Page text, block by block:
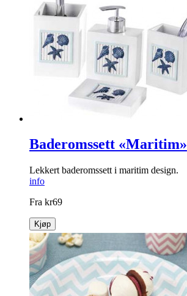
Baderomssett «Maritim»
Lekkert baderomssett i maritim design.
info
Fra kr69
Kjøp